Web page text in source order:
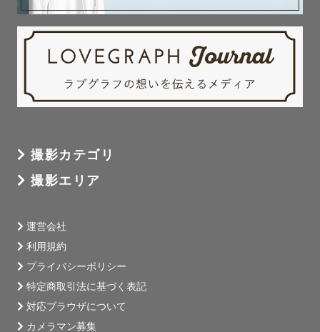
✎ ご指名特典
バースデータペストリー(誕生日用の英字入りの布)、ぬい
ぐるみ、造花、おもちゃのカメラ
事前に打ち合わせしてご持参させていただきます。
その他ご質問がございましたら、LINEよりお問い合わせ下
撮影カテゴリ
撮影エリア
運営会社
利用規約
プライバシーポリシー
特定商取引法に基づく表記
対応ブラウザについて
カメラマン募集